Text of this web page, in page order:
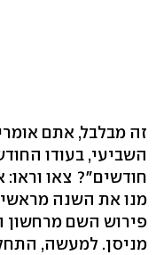
זה מבלבל, אתם
השביעי, בעודו
חודשים"? צאו וראו:
מנו את השנה
פירוש השם מרחשון
מניסן. למעשה,